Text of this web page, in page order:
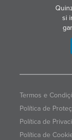
si
Termos e
Política de
Política de
Política de